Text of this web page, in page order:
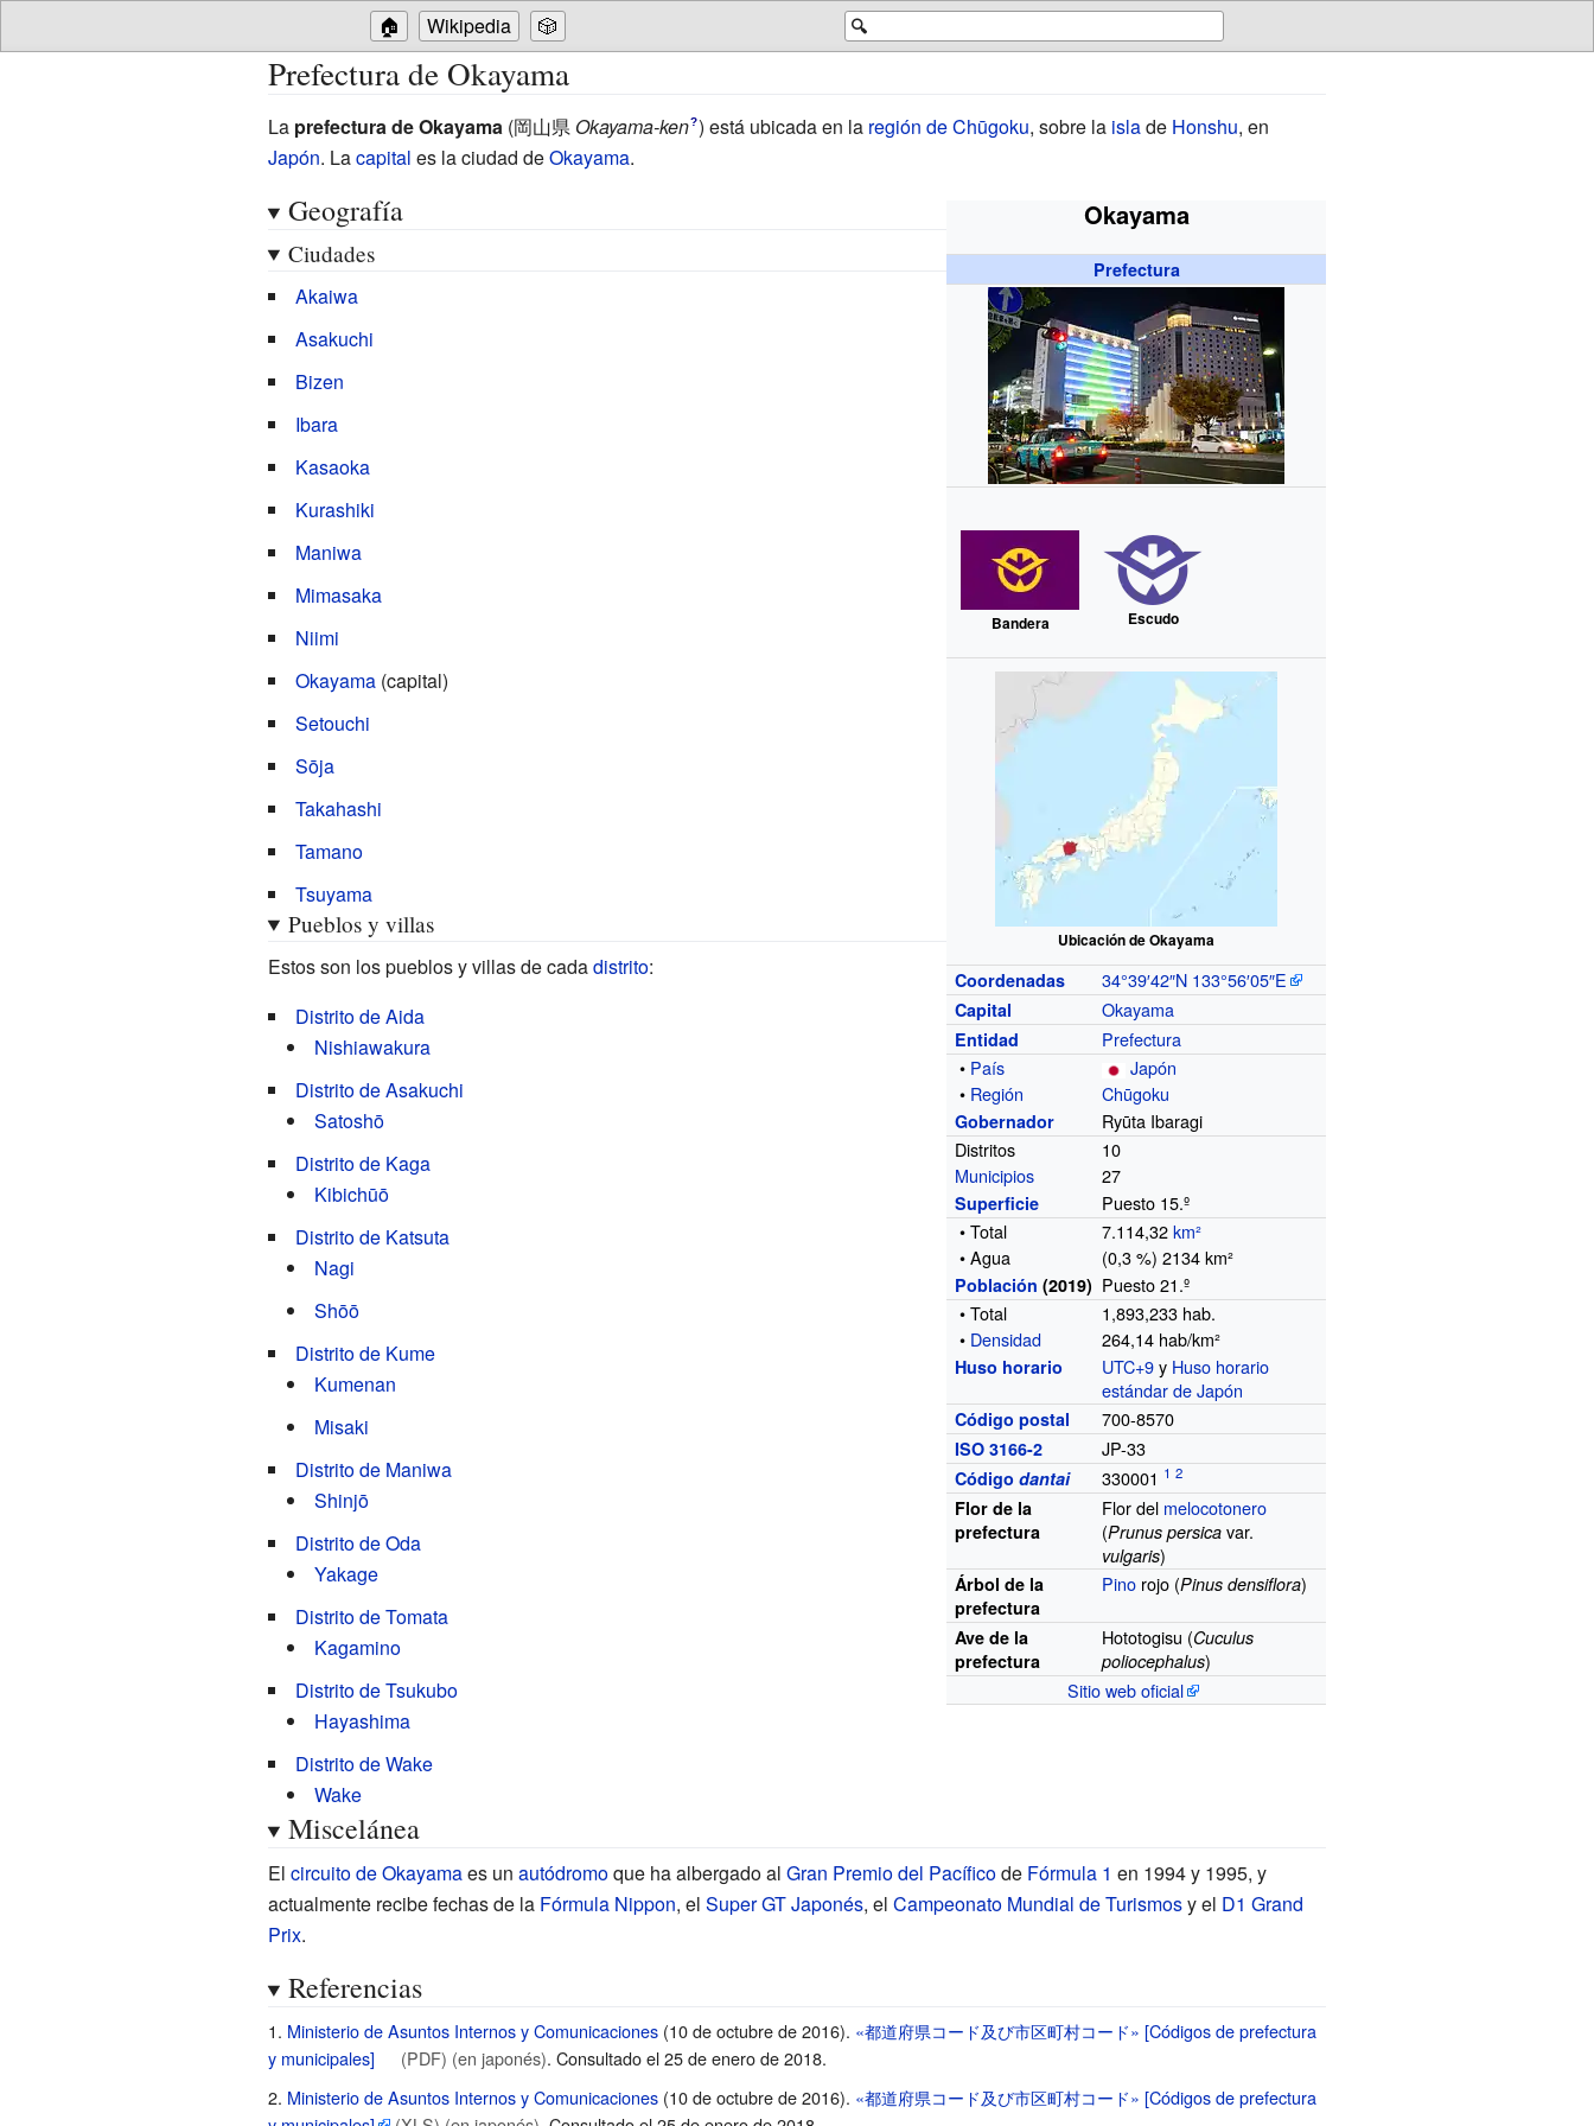
🔍
🏠 Wikipedia 🎲
Prefectura de Okayama
La prefectura de Okayama (岡山県 Okayama-ken?) está ubicada en la región de Chūgoku, sobre la islade Honshu, en
Japón. Lacapital es la ciudad deOkayama.
Okayama
Prefectura
Bandera Escudo
Ubicación de Okayama
Coordenadas 34°39′42″N 133°56′05″E
Capital Okayama
Entidad
Prefectura
• País
Japón
• Región Chūgoku
Gobernador
Ryūta Ibaragi
Distritos
10
Municipios
27
Superficie
Puesto 15.º
• Total
7.114,32km²
• Agua
(0,3 %) 2134 km²
Población (2019) Puesto 21.º
• Total
1,893,233 hab.
• Densidad 264,14 hab/km²
Huso horario UTC+9y Huso horario
estándar de Japón
Código postal 700-8570
ISO 3166-2 JP-33
Códigodantai 330001
Flor de la
prefectura
Flor del melocotonero
(Prunus persica var.
vulgaris)
Árbol de la
prefectura
Pino rojo (Pinus densiflora)
Ave de la
prefectura
Hototogisu (Cuculus
poliocephalus)
Sitio web oficial
Geografía
Ciudades
Akaiwa
Asakuchi
Bizen
Ibara
Kasaoka
Kurashiki
Maniwa
Mimasaka
Niimi
Okayama(capital)
Setouchi
Sōja
Takahashi
Tamano
Tsuyama
Pueblos y villas
Estos son los pueblos y villas de cadadistrito:
Distrito de Aida
Nishiawakura
Distrito de Asakuchi
Satoshō
Distrito de Kaga
Kibichūō
Distrito de Katsuta
Nagi
Shōō
Distrito de Kume
Kumenan
Misaki
Distrito de Maniwa
Shinjō
Distrito de Oda
Yakage
Distrito de Tomata
Kagamino
Distrito de Tsukubo
Hayashima
Distrito de Wake
Wake
Miscelánea
El circuito de Okayamaes un autódromoque ha albergado al Gran Premio del Pacíficode Fórmula 1 en 1994 y 1995, y
actualmente recibe fechas de la Fórmula Nippon, el Super GT Japonés, el Campeonato Mundial de Turismosy el D1 Grand
Prix.
Referencias
Ministerio de Asuntos Internos y Comunicaciones(10 de octubre de 2016). «都道府県コード及び市区町村コード» [Códigos de prefectura
y municipales] (PDF) (en japonés). Consultado el 25 de enero de 2018.
Ministerio de Asuntos Internos y Comunicaciones(10 de octubre de 2016). «都道府県コード及び市区町村コード» [Códigos de prefectura